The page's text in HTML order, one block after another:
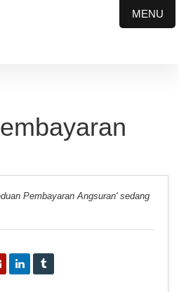
Pembayaran Angsuran' sedang
MENU